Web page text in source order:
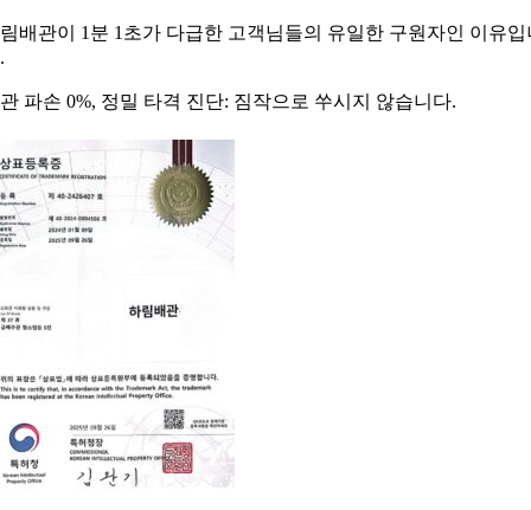
배관이 1분 1초가 다급한 고객님들의 유일한 구원자인 이유입
파손 0%, 정밀 타격 진단: 짐작으로 쑤시지 않습니다.